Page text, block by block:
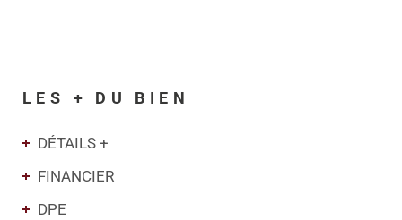
LES + DU BIEN
DÉTAILS +
FINANCIER
DPE